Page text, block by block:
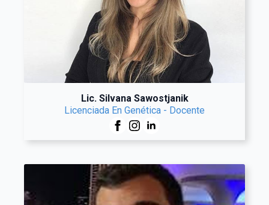
Lic. Silvana Sawostjanik
Licenciada En Genética - Docente